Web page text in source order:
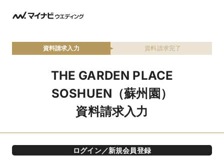
資料請求入力 資料請求完了
THE GARDEN PLACE
SOSHUEN（蘇州園）
資料請求入力
ログイン／新規会員登録